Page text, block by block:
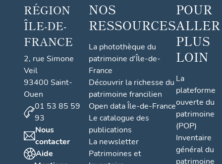
RÉGION
ÎLE-DE-
FRANCE
2, rue Simone
Veil
93400 Saint-
Ouen
01 53 85 59
93
Nous
contacter
Aide
NOS
RESSOURCES
La photothèque du
patrimoine d'Île-de-
France
Découvrir la richesse du
patrimoine francilien
Open data Île-de-France
Le catalogue des
publications
La newsletter
Patrimoines et
POUR
ALLER
PLUS
LOIN
La
plateforme
ouverte du
patrimoine
(POP)
Inventaire
général du
patrimoine